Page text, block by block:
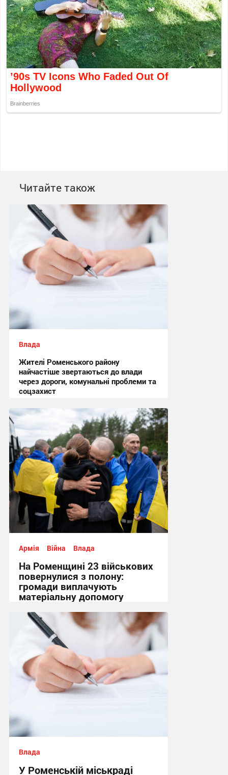
Читайте також
Влада
Жителі Роменського району
найчастіше звертаються до влади
через дороги, комунальні проблеми та
соцзахист
Армія Війна Влада
На Роменщині 23 військових
повернулися з полону:
громади виплачують
матеріальну допомогу
12:02 сьогодні
Влада
У Роменській міськраді